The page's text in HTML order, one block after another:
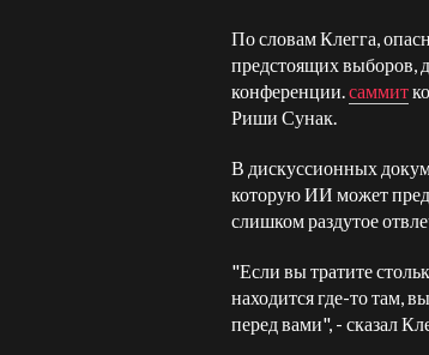
По словам Клегга,
предстоящих выборов,
конференции.саммит
Риши Сунак.
В дискуссионных
которую ИИ может
слишком раздутое
"Если вы тратите
находится где-то там,
перед вами", - сказал